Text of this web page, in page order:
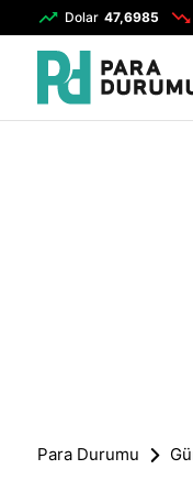
Dolar 47,6985
Para Durumu